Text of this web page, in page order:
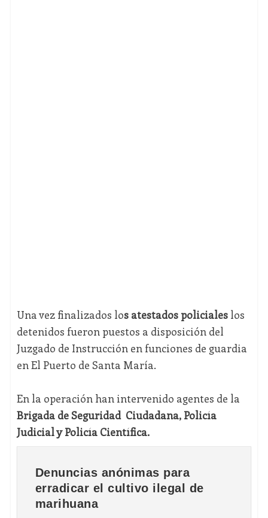
Una vez finalizados los atestados policialeslos
detenidos fueron puestos a disposición del
Juzgado de Instrucción en funciones de guardia
en El Puerto de Santa María.
En la operación han intervenido agentes de la
Brigada de Seguridad Ciudadana, Policía
Judicial y Policía Científica.
Denuncias anónimas para
erradicar el cultivo ilegal de
marihuana